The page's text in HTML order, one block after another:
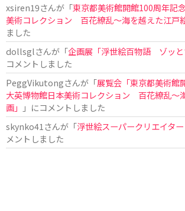
xsiren19さんが「東京都美術館開館100周年
美術コレクション 百花繚乱～海を越えた江戸
ました
dollsglさんが「企画展「浮世絵百物語 ゾッと
コメントしました
PeggVikutongさんが「展覧会「東京都美術館
大英博物館日本美術コレクション 百花繚乱〜
画」
」にコメントしました
skynko41 さんが「浮世絵スーパークリエイタ
メントしました